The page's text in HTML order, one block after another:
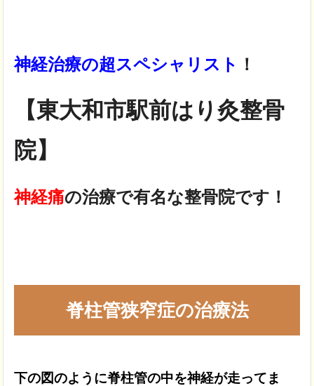
神経治療の超スペシャリスト ！
【東大和市駅前はり灸整骨
院】
神経痛の治療で有名な整骨院です！
脊柱管狭窄症の治療法
下の図のように脊柱管の中を神経が走ってま